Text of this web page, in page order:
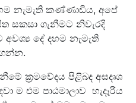
නැමැති කණ්ණාඩිය, අපේ
සකසා ගැනීමට නිවැරදි
දේ දහම නැමැති
ක්‍රමවේදය පිළිබද අසදෘශ
ම එම පාඨමාලාව හැදෑරිය